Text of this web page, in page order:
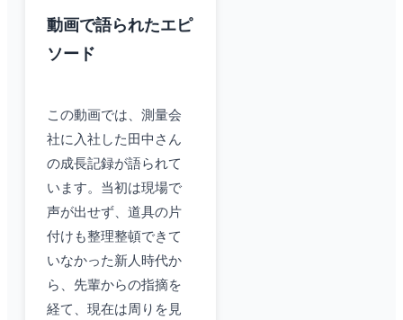
動画で語られたエピ
ソード
この動画では、測量会
社に入社した田中さん
の成長記録が語られて
います。当初は現場で
声が出せず、道具の片
付けも整理整頓できて
いなかった新人時代か
ら、先輩からの指摘を
経て、現在は周りを見